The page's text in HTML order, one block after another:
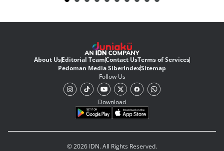
About UsEditorial TeamContact UsTerms of Services
Pedoman Media SiberIndexSitemap
Follow Us
Download
© 2026 IDN. All Rights Reserved.